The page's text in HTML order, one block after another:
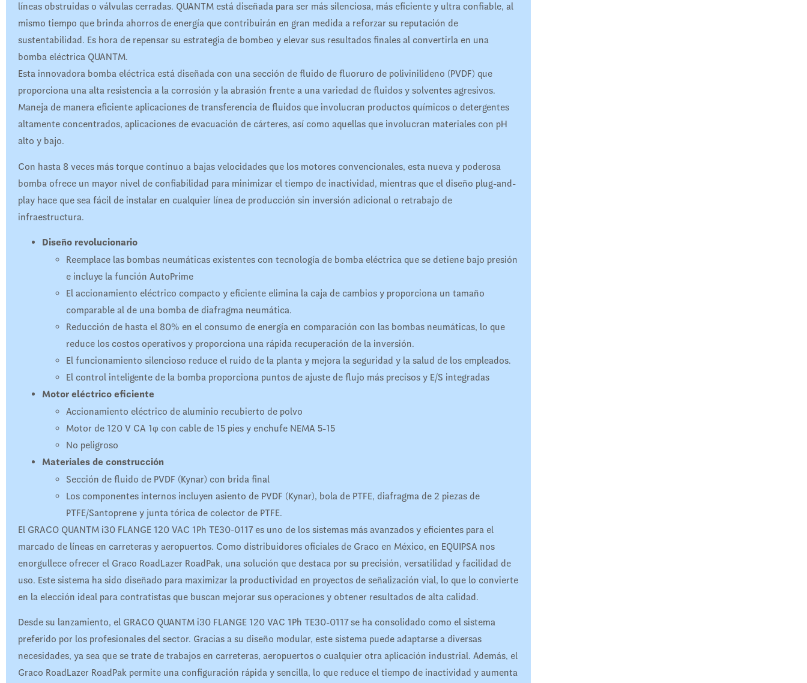
líneas obstruidas o válvulas cerradas. QUANTM está diseñada para ser más silenciosa, más eficiente y ultra confiable, al
mismo tiempo que brinda ahorros de energía que contribuirán en gran medida a reforzar su reputación de
sustentabilidad. Es hora de repensar su estrategia de bombeo y elevar sus resultados finales al convertirla en una
bomba eléctrica QUANTM.
Esta innovadora bomba eléctrica está diseñada con una sección de fluido de fluoruro de polivinilideno (PVDF) que
proporciona una alta resistencia a la corrosión y la abrasión frente a una variedad de fluidos y solventes agresivos.
Maneja de manera eficiente aplicaciones de transferencia de fluidos que involucran productos químicos o detergentes
altamente concentrados, aplicaciones de evacuación de cárteres, así como aquellas que involucran materiales con pH
alto y bajo.
Con hasta 8 veces más torque continuo a bajas velocidades que los motores convencionales, esta nueva y poderosa
bomba ofrece un mayor nivel de confiabilidad para minimizar el tiempo de inactividad, mientras que el diseño plug-and-
play hace que sea fácil de instalar en cualquier línea de producción sin inversión adicional o retrabajo de
infraestructura.
Diseño revolucionario
Reemplace las bombas neumáticas existentes con tecnología de bomba eléctrica que se detiene bajo presión
e incluye la función AutoPrime
El accionamiento eléctrico compacto y eficiente elimina la caja de cambios y proporciona un tamaño
comparable al de una bomba de diafragma neumática.
Reducción de hasta el 80% en el consumo de energía en comparación con las bombas neumáticas, lo que
reduce los costos operativos y proporciona una rápida recuperación de la inversión.
El funcionamiento silencioso reduce el ruido de la planta y mejora la seguridad y la salud de los empleados.
El control inteligente de la bomba proporciona puntos de ajuste de flujo más precisos y E/S integradas
Motor eléctrico eficiente
Accionamiento eléctrico de aluminio recubierto de polvo
Motor de 120 V CA 1φ con cable de 15 pies y enchufe NEMA 5-15
No peligroso
Materiales de construcción
Sección de fluido de PVDF (Kynar) con brida final
Los componentes internos incluyen asiento de PVDF (Kynar), bola de PTFE, diafragma de 2 piezas de
PTFE/Santoprene y junta tórica de colector de PTFE.
El GRACO QUANTM i30 FLANGE 120 VAC 1Ph TE30-0117 es uno de los sistemas más avanzados y eficientes para el
marcado de líneas en carreteras y aeropuertos. Como distribuidores oficiales de Graco en México, en EQUIPSA nos
enorgullece ofrecer el Graco RoadLazer RoadPak, una solución que destaca por su precisión, versatilidad y facilidad de
uso. Este sistema ha sido diseñado para maximizar la productividad en proyectos de señalización vial, lo que lo convierte
en la elección ideal para contratistas que buscan mejorar sus operaciones y obtener resultados de alta calidad.
Desde su lanzamiento, el GRACO QUANTM i30 FLANGE 120 VAC 1Ph TE30-0117 se ha consolidado como el sistema
preferido por los profesionales del sector. Gracias a su diseño modular, este sistema puede adaptarse a diversas
necesidades, ya sea que se trate de trabajos en carreteras, aeropuertos o cualquier otra aplicación industrial. Además, el
Graco RoadLazer RoadPak permite una configuración rápida y sencilla, lo que reduce el tiempo de inactividad y aumenta